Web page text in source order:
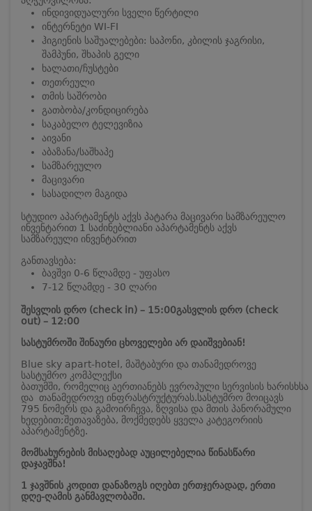
ინდივიდუალური სველი წერტილი
ინტერნეტი WI-FI
ჰიგიენის საშუალებები: საპონი, კბილის ჯაგრისი,
შამპუნი, შხაპის გელი
ხალათი/ჩუსტები
თეთრეული
თმის საშრობი
გათბობა/კონდიცირება
საკაბელო ტელევიზია
აივანი
აბაზანა/საშხაპე
სამზარეულო
მაცივარი
სასადილო მაგიდა
სტუდიო აპარტამენტს აქვს პატარა მაცივარი სამზარეულო
ინვენტარით 1 საძინებლიანი აპარტამენტს აქვს
სამზარეული ინვენტარით
განთავსება:
ბავშვი 0-6 წლამდე - უფასო
7-12 წლამდე - 30 ლარი
შესვლის დრო (check in) – 15:00გასვლის დრო (check
out) – 12:00
სასტუმროში შინაური ცხოველები არ დაიშვებიან!
Blue sky apart-hotel, მაშტაბური და თანამედროვე
სასტუმრო კომპლექსი
ბათუმში, რომელიც აერთიანებს ევროპული სერვისის ხარისხსა
და თანამედროვე ინფრასტრუქტურას.სასტუმრო მოიცავს
795 ნომერს და გამოირჩევა, ზღვისა და მთის პანორამული
ხედებით;შეთავაზება, მოქმედებს ყველა კატეგორიის
აპარტამენტზე.
მომსახურების მისაღებად აუცილებელია წინასწარი
დაჯავშნა!
1 ჯავშნის კოდით დანაზოგს იღებთ ერთჯერადად, ერთი
დღე-ღამის განმავლობაში.